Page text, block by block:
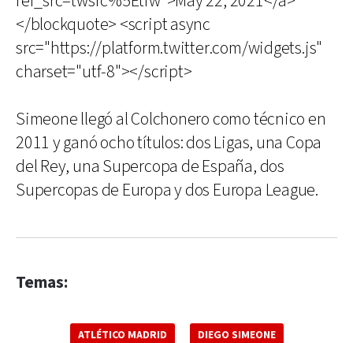
</blockquote> <script async
src="https://platform.twitter.com/widgets.js"
charset="utf-8"></script>
Simeone llegó al Colchonero como técnico en
2011 y ganó ocho títulos: dos Ligas, una Copa
del Rey, una Supercopa de España, dos
Supercopas de Europa y dos Europa League.
Temas:
ATLÉTICO MADRID DIEGO SIMEONE